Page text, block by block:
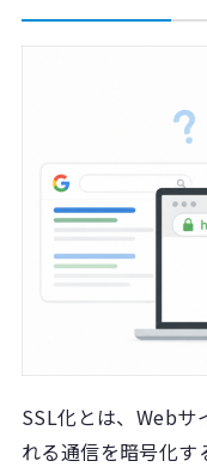
SSL化とは、Webサ
れる通信を暗号化す